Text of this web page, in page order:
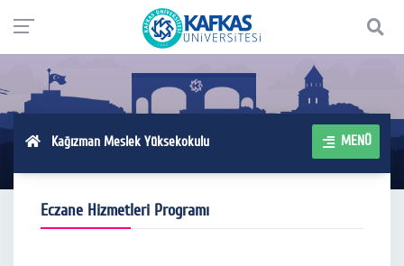
Kağızman Meslek Yüksekokulu MENÜ
Eczane Hizmetleri Programı